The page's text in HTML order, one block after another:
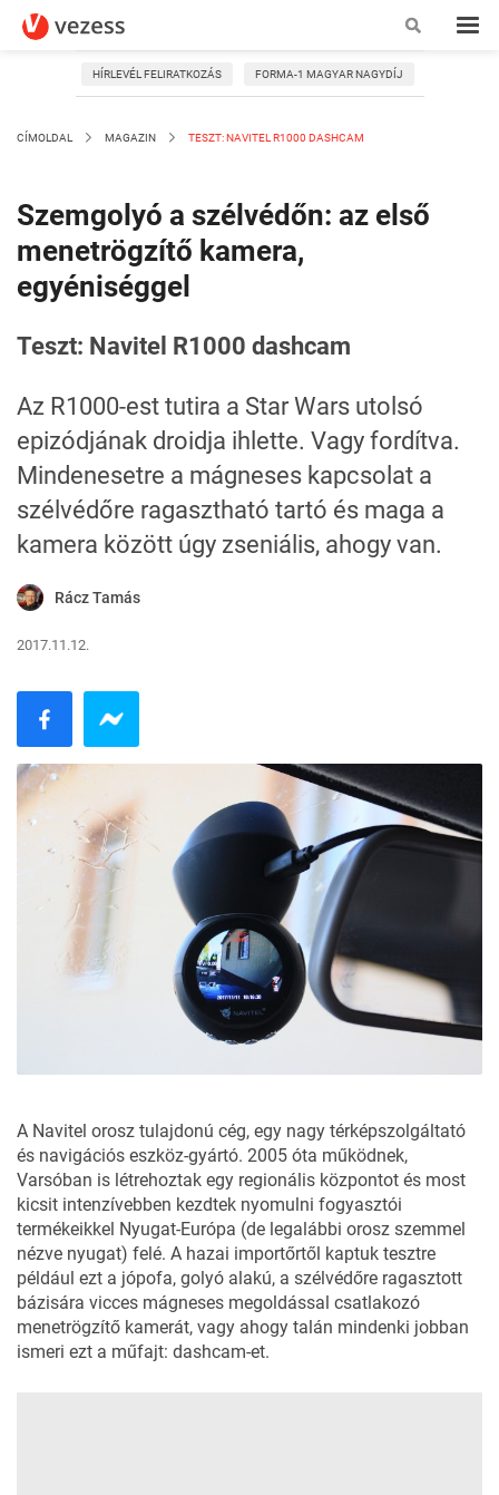
HÍRLEVÉL FELIRATKOZÁS FORMA-1 MAGYAR NAGYDÍJ
CÍMOLDAL MAGAZIN TESZT: NAVITEL R1000 DASHCAM
Szemgolyó a szélvédőn: az első
menetrögzítő kamera,
egyéniséggel
Teszt: Navitel R1000 dashcam
Az R1000-est tutira a Star Wars utolsó
epizódjának droidja ihlette. Vagy fordítva.
Mindenesetre a mágneses kapcsolat a
szélvédőre ragasztható tartó és maga a
kamera között úgy zseniális, ahogy van.
Rácz Tamás
2017.11.12.
A Navitel orosz tulajdonú cég, egy nagy térképszolgáltató
és navigációs eszköz-gyártó. 2005 óta működnek,
Varsóban is létrehoztak egy regionális központot és most
kicsit intenzívebben kezdtek nyomulni fogyasztói
termékeikkel Nyugat-Európa (de legalábbi orosz szemmel
nézve nyugat) felé. A hazai importőrtől kaptuk tesztre
például ezt a jópofa, golyó alakú, a szélvédőre ragasztott
bázisára vicces mágneses megoldással csatlakozó
menetrögzítő kamerát, vagy ahogy talán mindenki jobban
ismeri ezt a műfajt: dashcam-et.